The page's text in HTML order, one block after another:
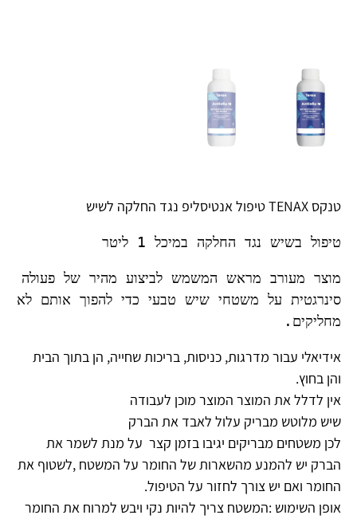
טנקס TENAX טיפול אנטיסליפ נגד החלקה לשיש
טיפול בשיש נגד החלקה במיכל 1 ליטר
סינרגטית על משטחי שיש טבעי כדי להפוך אות
מחליקים.
אידיאלי עבור מדרגות, כניסות, בריכות שחייה, הן בתוך הבית
והן בחוץ.
אין לדלל את המוצר המוצר מוכן לעבודה
שיש מלוטש מבריק עלול לאבד את הברק
לכן משטחים מבריקים יגיבו בזמן קצר על מנת לשמר את
הברק יש להמנע מהשארות של החומר על המשטח ,לשטוף את
החומר ואם יש צורך לחזור על הטיפול.
אופן השימוש :המשטח צריך להיות נקי ויבש למרוח את החומר